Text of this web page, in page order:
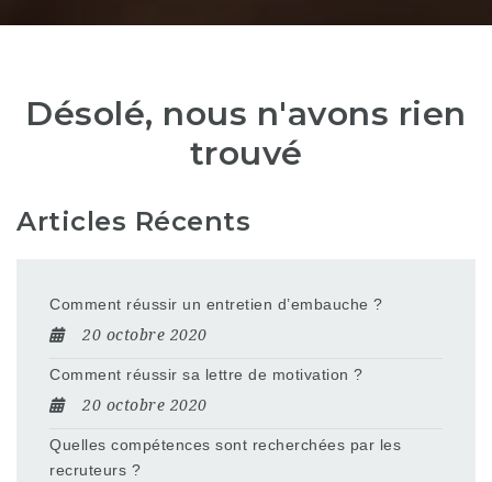
Désolé, nous n'avons rien
trouvé
Articles Récents
Comment réussir un entretien d’embauche ?
20 octobre 2020
Comment réussir sa lettre de motivation ?
20 octobre 2020
Quelles compétences sont recherchées par les
recruteurs ?